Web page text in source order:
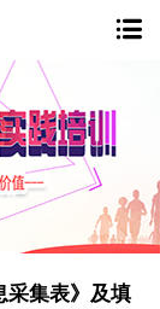
采集表》及填